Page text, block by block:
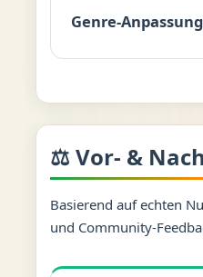
Genre-Anpassung
⚖️ Vor- &
Basierend auf echten
und Community-